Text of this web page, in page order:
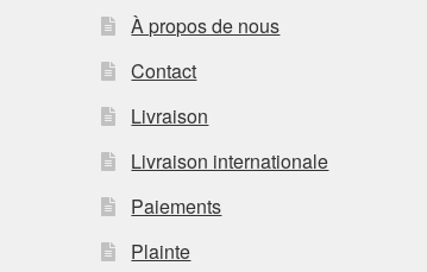
À propos de nous
Contact
Livraison
Livraison internationale
Paiements
Plainte